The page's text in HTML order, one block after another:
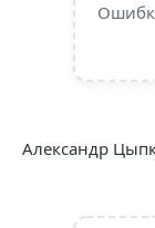
Александр